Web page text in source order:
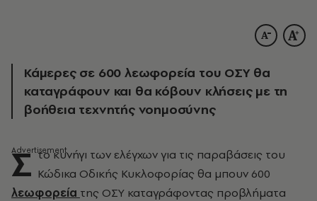
Κάμερες σε 600 λεωφορεία του ΟΣΥ θα
καταγράφουν και θα κόβουν κλήσεις με τη
βοήθεια τεχνητής νοημοσύνης
Σ το κυνήγι των ελέγχων για τις παραβάσεις του
Κώδικα Οδικής Κυκλοφορίας θα μπουν 600
λεωφορεία της ΟΣΥ καταγράφοντας προβλήματα